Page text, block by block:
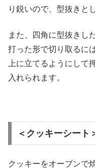
り鋭いので、型抜きと
また、四角に型抜きし
打った形で切り取るに
上に立てるようにして
入れられます。
＜クッキーシート
クッキーをオーブンで